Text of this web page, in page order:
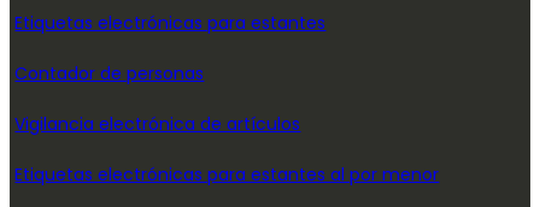
Etiquetas electrónicas para estantes
Contador de personas
Vigilancia electrónica de artículos
Etiquetas electrónicas para estantes al por menor